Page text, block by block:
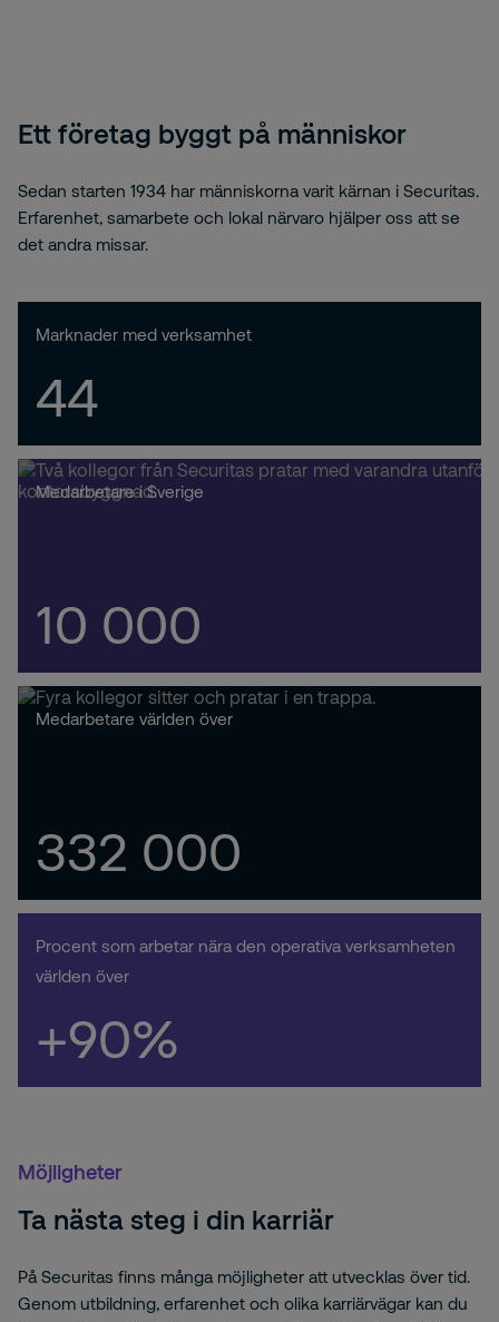
Ett företag byggt på människor
Sedan starten 1934 har människorna varit kärnan i Securitas.
Erfarenhet, samarbete och lokal närvaro hjälper oss att se
det andra missar.
Marknader med verksamhet
44
Medarbetare i Sverige
10 000
Medarbetare världen över
332 000
Procent som arbetar nära den operativa verksamheten
världen över
+90%
Möjligheter
Ta nästa steg i din karriär
På Securitas finns många möjligheter att utvecklas över tid.
Genom utbildning, erfarenhet och olika karriärvägar kan du